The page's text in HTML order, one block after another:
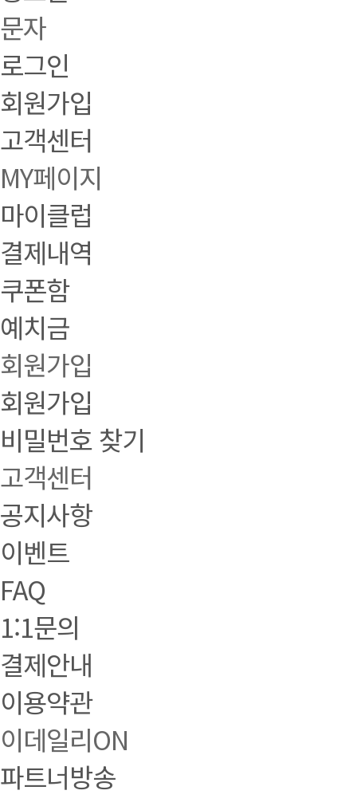
문자
로그인
회원가입
고객센터
MY페이지
마이클럽
결제내역
쿠폰함
예치금
회원가입
회원가입
비밀번호 찾기
고객센터
공지사항
이벤트
FAQ
1:1문의
결제안내
이용약관
이데일리ON
파트너방송